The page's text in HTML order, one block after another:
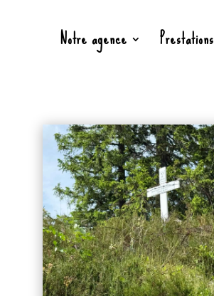
Notre agence Prestations